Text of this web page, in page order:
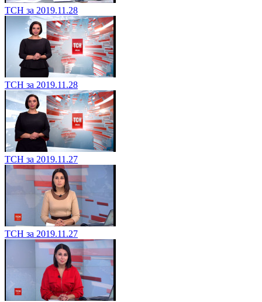
ТСН за 2019.11.28
ТСН за 2019.11.28
ТСН за 2019.11.27
ТСН за 2019.11.27